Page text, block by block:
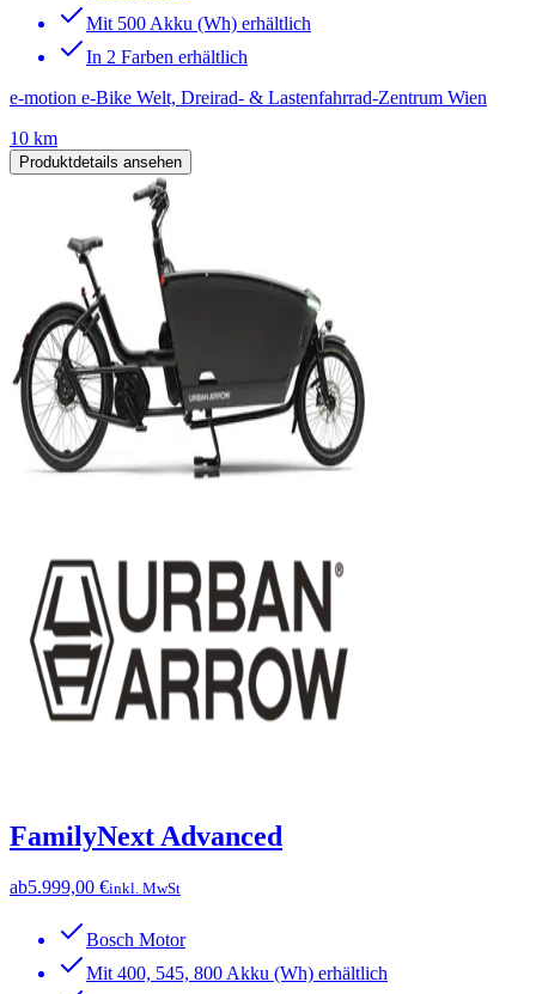
Mit 500 Akku (Wh) erhältlich
In 2 Farben erhältlich
e-motion e-Bike Welt, Dreirad- & Lastenfahrrad-Zentrum Wien
10 km
Produktdetails ansehen
FamilyNext Advanced
ab5.999,00 €inkl. MwSt
Bosch Motor
Mit 400, 545, 800 Akku (Wh) erhältlich